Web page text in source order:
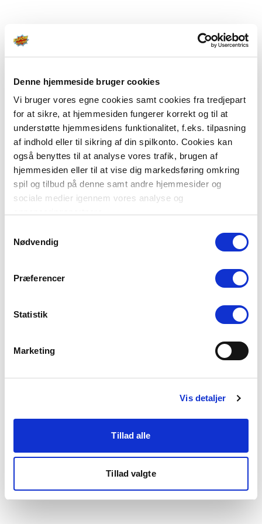
Denne hjemmeside bruger cookies
Vi bruger vores egne cookies samt cookies fra tredjepart
for at sikre, at hjemmesiden fungerer korrekt og til at
understøtte hjemmesidens funktionalitet, f.eks. tilpasning
af indhold eller til sikring af din spilkonto. Cookies kan
også benyttes til at analyse vores trafik, brugen af
hjemmesiden eller til at vise dig markedsføring omkring
spil og tilbud på denne samt andre hjemmesider og
sociale medier igennem vores analyse og
Du kan læse mere om vores brug af cookies under
"Detaljer" eller ved at klikke videre til vores Cookiepolitik,
Nødvendig
Præferencer
Statistik
Marketing
Vis detaljer
Tillad alle
Tillad valgte